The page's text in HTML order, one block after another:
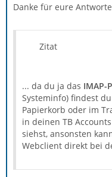
Danke für eure
Zitat
... da du ja das IMAP-
Systeminfo) findest
Papierkorb oder im
in deinen TB
siehst, ansonsten
Webclient direkt bei